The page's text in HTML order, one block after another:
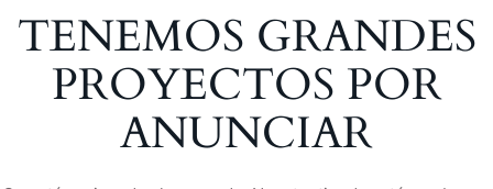
TENEMOS GRANDES
PROYECTOS POR
ANUNCIAR